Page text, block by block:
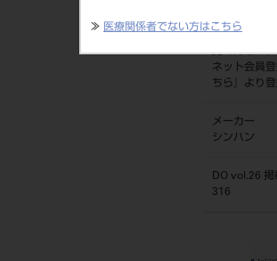
≫ 医療関係者でない方はこちら
標準価格
価格の確認は
覧ください。
ネット会員
ちら
』より
メーカー
シンハン
DO vol.26 掲
316